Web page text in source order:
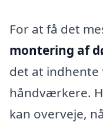
For at få det
montering af
det at
håndværkere.
kan overveje,